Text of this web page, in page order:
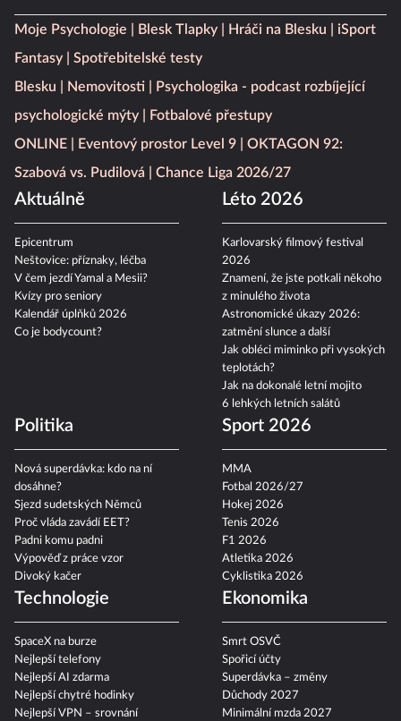
Moje Psychologie Blesk Tlapky Hráči na Blesku
iSport
Fantasy
Spotřebitelské testy
Blesku
Nemovitosti
Psychologika - podcast rozbíjející
psychologické mýty
Fotbalové přestupy
ONLINE
Eventový prostor Level 9
OKTAGON 92:
Szabová vs. Pudilová
Chance Liga 2026/27
Aktuálně
Epicentrum
Neštovice: příznaky, léčba
V čem jezdí Yamal a Mesii?
Kvízy pro seniory
Kalendář úplňků 2026
Co je bodycount?
Léto 2026
Karlovarský filmový festival
2026
Znamení, že jste potkali někoho
z minulého života
Astronomické úkazy 2026:
zatmění slunce a další
Jak obléci miminko při vysokých
teplotách?
Jak na dokonalé letní mojito
6 lehkých letních salátů
Politika
Nová superdávka: kdo na ní
dosáhne?
Sjezd sudetských Němců
Proč vláda zavádí EET?
Padni komu padni
Výpověď z práce vzor
Divoký kačer
Sport 2026
MMA
Fotbal 2026/27
Hokej 2026
Tenis 2026
F1 2026
Atletika 2026
Cyklistika 2026
Technologie
SpaceX na burze
Nejlepší telefony
Nejlepší AI zdarma
Nejlepší chytré hodinky
Nejlepší VPN – srovnání
Ekonomika
Smrt OSVČ
Spořicí účty
Superdávka – změny
Důchody 2027
Minimální mzda 2027